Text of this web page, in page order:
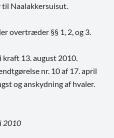
Naalakkersuisut.
overtræder §§ 1, 2, og 3.
13. august 2010.
nr. 10 af 17. april
og anskydning af hvaler.
2010